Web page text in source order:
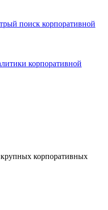
поиск корпоративной
корпоративной
корпоративных